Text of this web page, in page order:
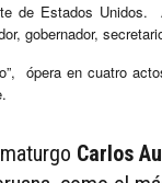
de Estados
gobernador,
ópera en cuatro
Carlos